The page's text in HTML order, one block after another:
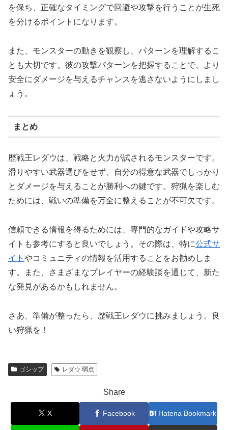
を保ち、正確なタイミングで回避や攻撃を行うことが生死
を分けるポイントになります。
また、モンスターの動きを観察し、パターンを理解するこ
とも大切です。彼の攻撃パターンを把握することで、より
安全にダメージを与えるチャンスを逃さないようにしまし
ょう。
まとめ
歴戦王レダウは、戦略と火力が試されるモンスターです。
滑りやすい武器選びをせず、自分の得意な武器でしっかり
とダメージを与えることが勝利への鍵です。狩猟を楽しむ
ためには、戦いの準備を万全に整えることが不可欠です。
信頼できる情報を得るためには、専門的なガイドや攻略サ
イトも参考にすると良いでしょう。その際は、特に公式サ
イト やコミュニティの情報を活用することをお勧めしま
す。また、さまざまなプレイヤーの経験談を通じて、新た
な発見があるかもしれません。
さあ、準備が整ったら、歴戦王レダウに挑みましょう。良
い狩猟を！
ゴシップ レダウ 弱点
Share
X Facebook Hatena Bookmark